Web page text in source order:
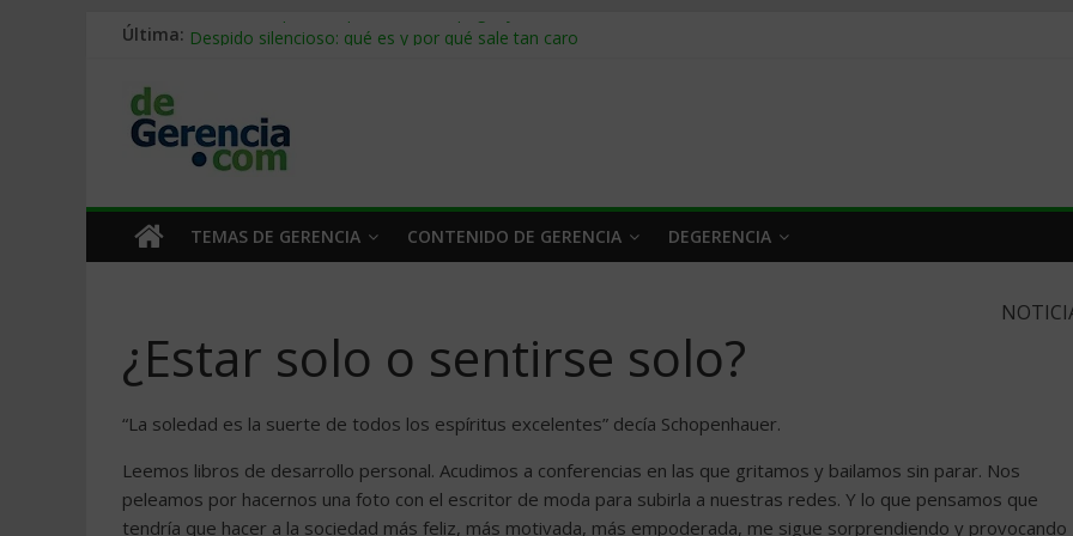
Última: Stablecoins para empresas: cómo pagar y cobrar en 2026
Trabajo forzoso en la cadena de suministro: qué hacer
Mercado hispano de EE. UU.: cómo segmentarlo y venderle
TEMAS DE GERENCIA CONTENIDO DE GERENCIA DEGERENCIA
¿Estar solo o sentirse solo?
“La soledad es la suerte de todos los espíritus excelentes” decía Schopenhauer.
Leemos libros de desarrollo personal. Acudimos a conferencias en las que gritamos y bailamos sin parar. Nos
peleamos por hacernos una foto con el escritor de moda para subirla a nuestras redes. Y lo que pensamos que
tendría que hacer a la sociedad más feliz, más motivada, más empoderada, me sigue sorprendiendo y provocando